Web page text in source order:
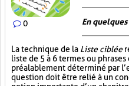
0 En
La technique de la Liste ciblée
liste de 5 à 6 termes ou
préalablement déterminé par
question doit être relié à un